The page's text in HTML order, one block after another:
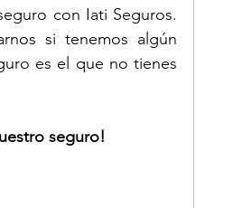
con Iati Seguros.
si tenemos algún
es el que no tienes
seguro!